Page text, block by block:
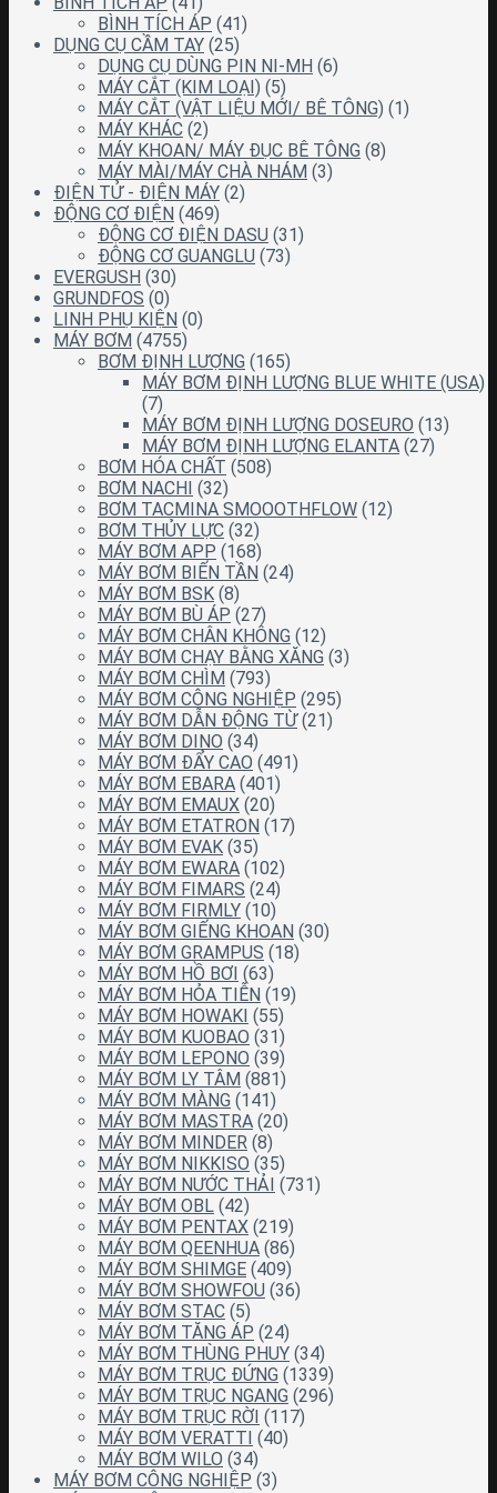
BÌNH TÍCH ÁP (41)
DỤNG CỤ CẦM TAY (25)
DỤNG CỤ DÙNG PIN NI-MH (6)
MÁY CẮT (KIM LOẠI) (5)
MÁY CẮT (VẬT LIỆU MỚI/ BÊ TÔNG) (1)
MÁY KHÁC (2)
MÁY KHOAN/ MÁY ĐỤC BÊ TÔNG (8)
MÁY MÀI/MÁY CHÀ NHÁM (3)
ĐIỆN TỬ - ĐIỆN MÁY (2)
ĐỘNG CƠ ĐIỆN (469)
ĐỘNG CƠ ĐIỆN DASU (31)
ĐỘNG CƠ GUANGLU (73)
EVERGUSH (30)
GRUNDFOS (0)
LINH PHỤ KIỆN (0)
MÁY BƠM (4755)
BƠM ĐỊNH LƯỢNG (165)
MÁY BƠM ĐỊNH LƯỢNG BLUE WHITE (USA)
(7)
MÁY BƠM ĐỊNH LƯỢNG DOSEURO (13)
MÁY BƠM ĐỊNH LƯỢNG ELANTA (27)
BƠM HÓA CHẤT (508)
BƠM NACHI (32)
BƠM TACMINA SMOOOTHFLOW (12)
BƠM THỦY LỰC (32)
MÁY BƠM APP (168)
MÁY BƠM BIẾN TẦN (24)
MÁY BƠM BSK (8)
MÁY BƠM BÙ ÁP (27)
MÁY BƠM CHÂN KHÔNG (12)
MÁY BƠM CHẠY BẰNG XĂNG (3)
MÁY BƠM CHÌM (793)
MÁY BƠM CÔNG NGHIỆP (295)
MÁY BƠM DẪN ĐỘNG TỪ (21)
MÁY BƠM DINO (34)
MÁY BƠM ĐẨY CAO (491)
MÁY BƠM EBARA (401)
MÁY BƠM EMAUX (20)
MÁY BƠM ETATRON (17)
MÁY BƠM EVAK (35)
MÁY BƠM EWARA (102)
MÁY BƠM FIMARS (24)
MÁY BƠM FIRMLY (10)
MÁY BƠM GIẾNG KHOAN (30)
MÁY BƠM GRAMPUS (18)
MÁY BƠM HỒ BƠI (63)
MÁY BƠM HỎA TIỄN (19)
MÁY BƠM HOWAKI (55)
MÁY BƠM KUOBAO (31)
MÁY BƠM LEPONO (39)
MÁY BƠM LY TÂM (881)
MÁY BƠM MÀNG (141)
MÁY BƠM MASTRA (20)
MÁY BƠM MINDER (8)
MÁY BƠM NIKKISO (35)
MÁY BƠM NƯỚC THẢI (731)
MÁY BƠM OBL (42)
MÁY BƠM PENTAX (219)
MÁY BƠM QEENHUA (86)
MÁY BƠM SHIMGE (409)
MÁY BƠM SHOWFOU (36)
MÁY BƠM STAC (5)
MÁY BƠM TĂNG ÁP (24)
MÁY BƠM THÙNG PHUY (34)
MÁY BƠM TRỤC ĐỨNG (1339)
MÁY BƠM TRỤC NGANG (296)
MÁY BƠM TRỤC RỜI (117)
MÁY BƠM VERATTI (40)
MÁY BƠM WILO (34)
MÁY BƠM CÔNG NGHIỆP (3)